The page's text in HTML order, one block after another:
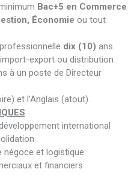
Bac+5 en Commerce
Économie ou tout
dix (10) ans
export ou distribution
à un poste de Directeur
et l’Anglais (atout).
international
négoce et logistique
et financiers